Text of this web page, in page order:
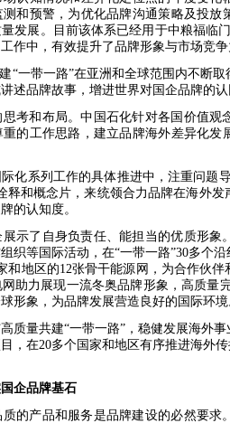
和预警，为优化品牌沟通策略及投放
发展。目前该体系已经用于中粮福临
作中，有效提升了品牌形象与市场竞
“一带一路”在亚洲和全球范围内不断
述品牌故事，增进世界对国企品牌的
考和布局。中国石化针对各国价值观
的工作思路，建立品牌海外差异化发
化系列工作的具体推进中，注重问题
释和概念片，来统领合力品牌在海外
的认知度。
示了自身负责任、能担当的优质形象
织等国际活动，在“一带一路”30多个
和地区的12张骨干能源网，为合作伙
助力展现一流冬奥品牌形象，高质量
形象，为品牌发展营造良好的国际环
质量共建“一带一路”，稳健发展海外
，在20多个国家和地区有序推进海外
企品牌基石
的产品和服务是品牌建设的必然要求